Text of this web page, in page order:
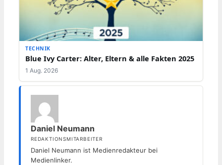
TECHNIK
Blue Ivy Carter: Alter, Eltern & alle Fakten 2025
1 Aug. 2026
Daniel Neumann
REDAKTIONSMITARBEITER
Daniel Neumann ist Medienredakteur bei
Medienlinker.